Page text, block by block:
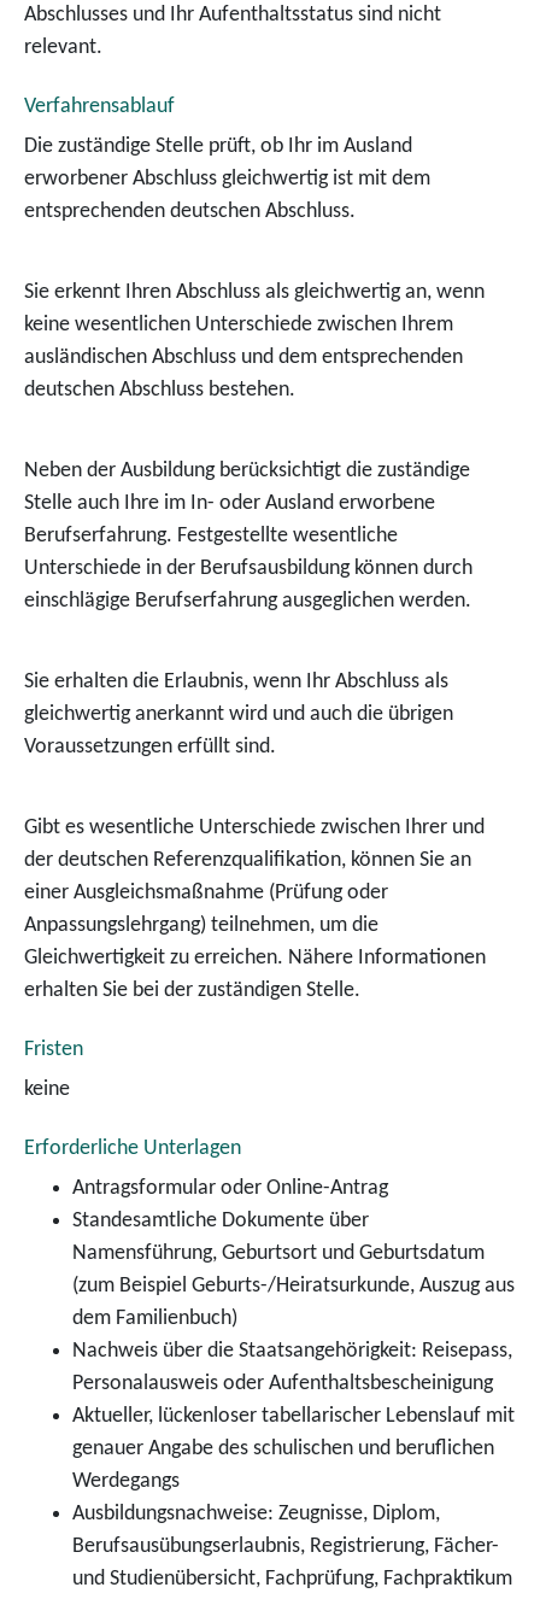
Abschlusses und Ihr Aufenthaltsstatus sind nicht
relevant.
Verfahrensablauf
Die zuständige Stelle prüft, ob Ihr im Ausland
erworbener Abschluss gleichwertig ist mit dem
entsprechenden deutschen Abschluss.
Sie erkennt Ihren Abschluss als gleichwertig an, wenn
keine wesentlichen Unterschiede zwischen Ihrem
ausländischen Abschluss und dem entsprechenden
deutschen Abschluss bestehen.
Neben der Ausbildung berücksichtigt die zuständige
Stelle auch Ihre im In- oder Ausland erworbene
Berufserfahrung. Festgestellte wesentliche
Unterschiede in der Berufsausbildung können durch
einschlägige Berufserfahrung ausgeglichen werden.
Sie erhalten die Erlaubnis, wenn Ihr Abschluss als
gleichwertig anerkannt wird und auch die übrigen
Voraussetzungen erfüllt sind.
Gibt es wesentliche Unterschiede zwischen Ihrer und
der deutschen Referenzqualifikation, können Sie an
einer Ausgleichsmaßnahme (Prüfung oder
Anpassungslehrgang) teilnehmen, um die
Gleichwertigkeit zu erreichen. Nähere Informationen
erhalten Sie bei der zuständigen Stelle.
Fristen
keine
Erforderliche Unterlagen
Antragsformular oder Online-Antrag
Standesamtliche Dokumente über
Namensführung, Geburtsort und Geburtsdatum
(zum Beispiel Geburts-/Heiratsurkunde, Auszug aus
dem Familienbuch)
Nachweis über die Staatsangehörigkeit: Reisepass,
Personalausweis oder Aufenthaltsbescheinigung
Aktueller, lückenloser tabellarischer Lebenslauf mit
genauer Angabe des schulischen und beruflichen
Werdegangs
Ausbildungsnachweise: Zeugnisse, Diplom,
Berufsausübungserlaubnis, Registrierung, Fächer-
und Studienübersicht, Fachprüfung, Fachpraktikum